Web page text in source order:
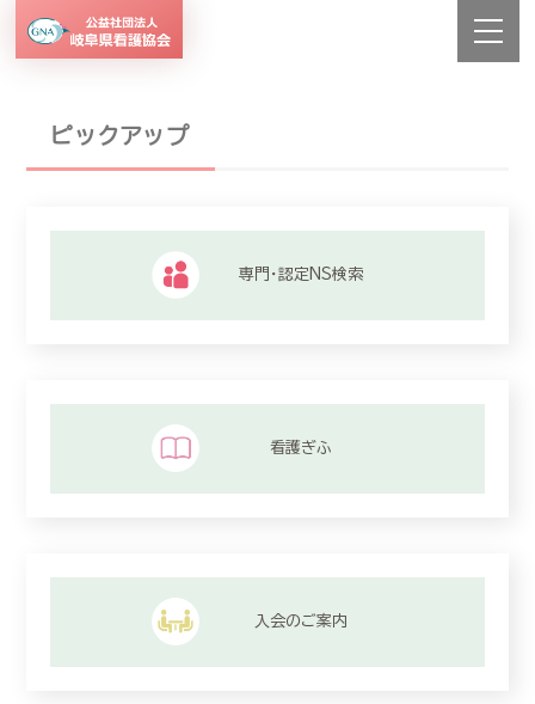
ピックアップ
専門・認定NS検索
看護ぎふ
入会のご案内